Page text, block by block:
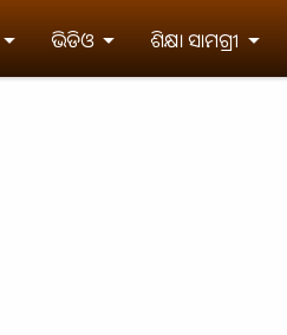
ଭିଡିଓ ଶିକ୍ଷା ସାମଗ୍ରୀ